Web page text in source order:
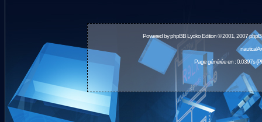
Powered byphpBBLyoko Edition © 2001, 2007
Page générée en : 0.0397s